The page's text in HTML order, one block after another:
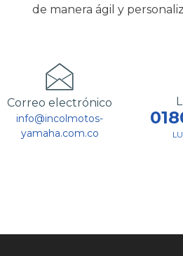
de manera ágil y
Correo electrónico
info@incolmotos-
yamaha.com.co